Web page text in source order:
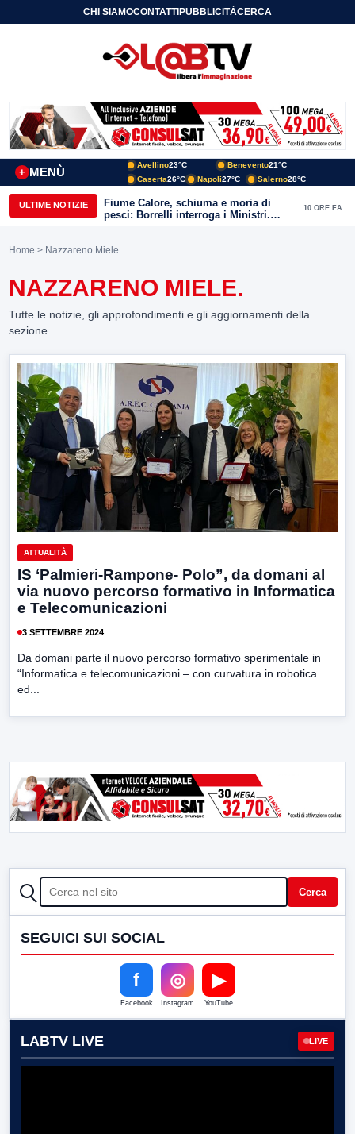
CHI SIAMOCONTATTIPUBBLICITÀCERCA
MENÙ
+
Avellino23°C Benevento21°C
Caserta26°C Napoli27°C Salerno28°C
ULTIME NOTIZIE
Fiume Calore, schiuma e moria di
pesci: Borrelli interroga i Ministri.
“Benevento paga l’assenza del
10 ORE FA
Home > Nazzareno Miele.
NAZZARENO MIELE.
Tutte le notizie, gli approfondimenti e gli aggiornamenti della
sezione.
ATTUALITÀ
IS ‘Palmieri-Rampone- Polo”, da domani al
via nuovo percorso formativo in Informatica
e Telecomunicazioni
3 SETTEMBRE 2024
Da domani parte il nuovo percorso formativo sperimentale in
“Informatica e telecomunicazioni – con curvatura in robotica
ed...
CERCA Cerca
SEGUICI SUI SOCIAL
f
Facebook
◎
Instagram
▶
YouTube
LABTV LIVE LIVE